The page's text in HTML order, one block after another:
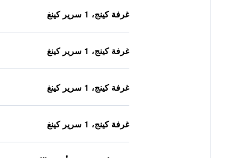
غرفة كينج، 1 سرير كينغ
غرفة كينج، 1 سرير كينغ
غرفة كينج، 1 سرير كينغ
غرفة كينج، 1 سرير كينغ